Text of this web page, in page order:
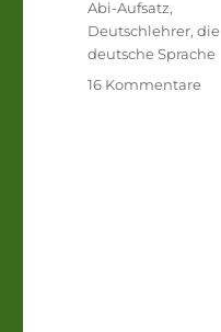
Schlagwörter
Abi-Aufsatz,
Deutschlehrer,die
deutsche Sprache
16 Kommentarezu